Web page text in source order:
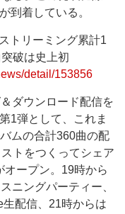
到着している。
トリーミング累計1
破は史上初
detail/153856
ダウンロード配信を
1弾として、これま
ムの合計360曲の配
トをつくってシェア
オープン。19時から
ニングパーティー、
配信、21時からは